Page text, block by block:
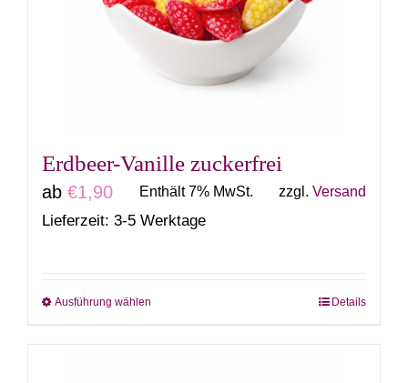
Optionen
können
werden
Erdbeer-Vanille zuckerfrei
ab €1,90 Enthält 7% MwSt. zzgl. Versand
Lieferzeit: 3-5 Werktage
Ausführung wählen Details